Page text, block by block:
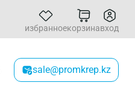
избранноекорзинавход
sale@promkrep.kz